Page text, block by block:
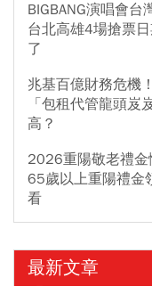
BIGBANG演唱會
台北高雄4場搶票
了
兆基百億財務危機
「包租代管龍頭岌
高？
2026重陽敬老禮
65歲以上重陽禮金
看
最新文章